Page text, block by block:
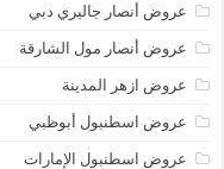
عروض أنصار جاليري دبي
عروض أنصار مول الشارقة
عروض ازهر المدينة
عروض اسطنبول أبوظبي
عروض اسطنبول الإمارات